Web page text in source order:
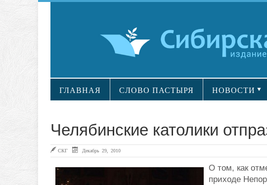
ГЛАВНАЯ СЛОВО ПАСТЫРЯ НОВОСТИ
Челябинские католики
СКГ Декабрь 29, 2010
О том, как
приходе